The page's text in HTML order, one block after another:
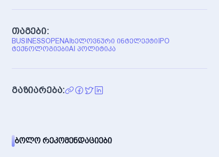
თაგები:
BUSINESSOPENAI ᲮᲔᲚᲝᲕᲜᲣᲠᲘ ᲘᲜᲢᲔᲚᲔᲥᲢᲘ IPO
ᲢᲔᲥᲜᲝᲚᲝᲒᲘᲔᲑᲘAI ᲞᲝᲚᲘᲢᲘᲙᲐ
გაზიარება:
ᲑᲝᲚᲝ ᲠᲔᲙᲝᲛᲔᲜᲓᲐᲪᲘᲔᲑᲘ